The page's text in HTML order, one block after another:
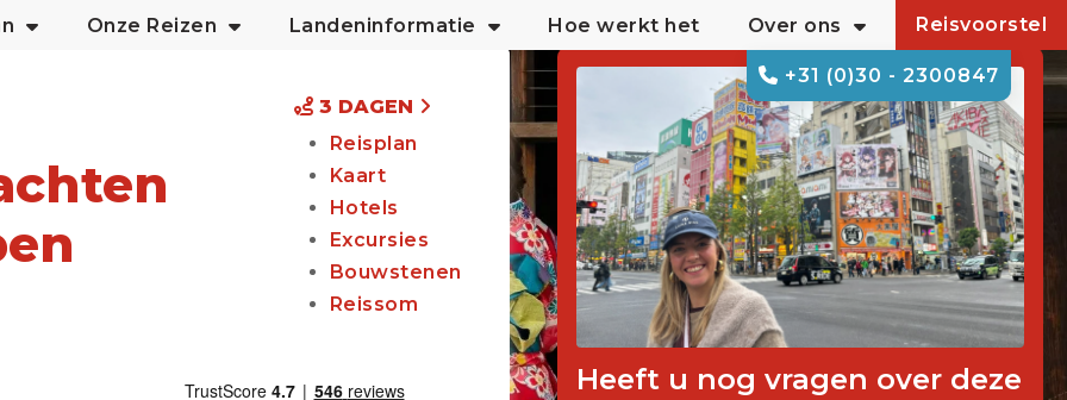
+31 (0)30 - 2300847
Onze Reizen Landeninformatie Hoe werkt het Over ons Reisvoorstel
3 DAGEN
Reisplan
Kaart
Hotels
Excursies
Bouwstenen
Reissom
Heeft u nog vragen over deze